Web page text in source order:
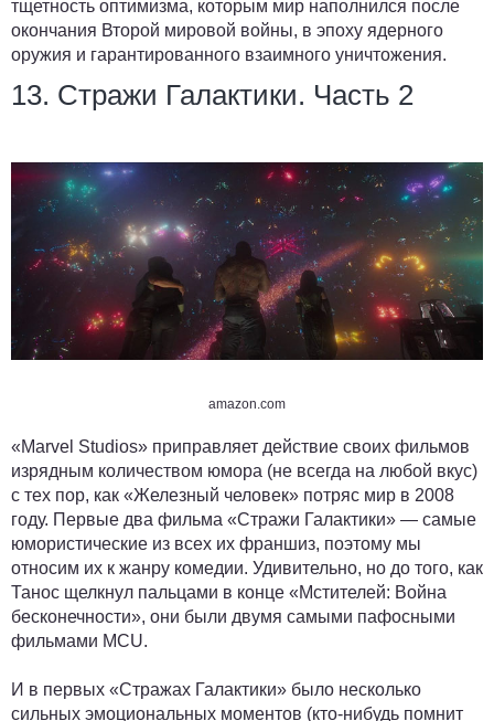
тщетность оптимизма, которым мир наполнился после
окончания Второй мировой войны, в эпоху ядерного
оружия и гарантированного взаимного уничтожения.
13. Стражи Галактики. Часть 2
amazon.com
«Marvel Studios» приправляет действие своих фильмов
изрядным количеством юмора (не всегда на любой вкус)
с тех пор, как «Железный человек» потряс мир в 2008
году. Первые два фильма «Стражи Галактики» — самые
юмористические из всех их франшиз, поэтому мы
относим их к жанру комедии. Удивительно, но до того, как
Танос щелкнул пальцами в конце «Мстителей: Война
бесконечности», они были двумя самыми пафосными
фильмами MCU.
И в первых «Стражах Галактики» было несколько
сильных эмоциональных моментов (кто-нибудь помнит